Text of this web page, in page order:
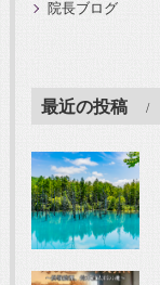
院長ブログ
最近の投稿